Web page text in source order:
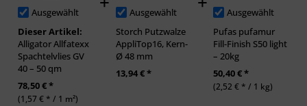
Ausgewählt
Dieser Artikel:
Alligator Allfatexx
Spachtelvlies GV
40 – 50 qm
78,50 € *
(1,57 € * / 1 m²)
Ausgewählt
Storch Putzwalze
AppliTop16, Kern-
Ø 48 mm
13,94 € *
Ausgewählt
Pufas pufamur
Fill-Finish S50 light
– 20kg
50,40 € *
(2,52 € * / 1 kg)